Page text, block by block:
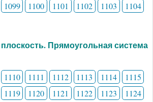
1099 1100 1101 1102 1103
1104
Прямоугольная система
1110 1111 1112 1113 1114
1115
1119 1120 1121 1122 1123
1124